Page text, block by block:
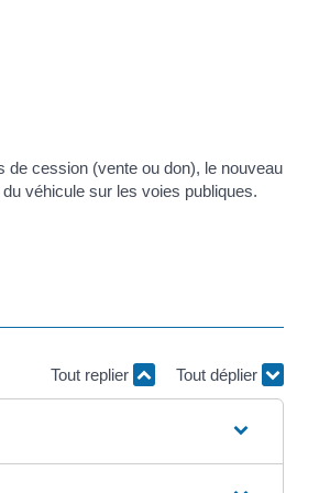
cession (vente ou don), le nouveau
véhicule sur les voies publiques.
Tout replier Tout déplier